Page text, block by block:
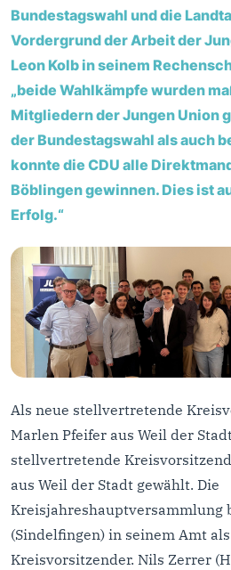
Bundestagswahl und die
Vordergrund der Arbeit der
Leon Kolb in seinem
„beide Wahlkämpfe wurden
Mitgliedern der Jungen Union
der Bundestagswahl als auch
konnte die CDU alle
Böblingen gewinnen. Dies ist
Erfolg.“
Als neue stellvertretende
Marlen Pfeifer aus Weil der
stellvertretende
aus Weil der Stadt gewählt. Die
Kreisjahreshauptversammlung
(Sindelfingen) in seinem Amt
Kreisvorsitzender. Nils Zerrer